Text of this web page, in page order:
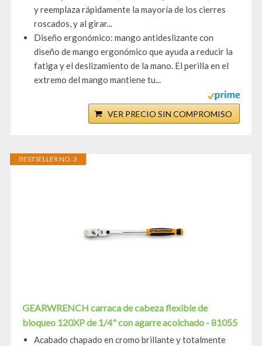
y reemplaza rápidamente la mayoría de los cierres
roscados, y al girar...
Diseño ergonómico: mango antideslizante con
diseño de mango ergonómico que ayuda a reducir la
fatiga y el deslizamiento de la mano. El perilla en el
extremo del mango mantiene tu...
VER PRECIO SIN COMPROMISO
BESTSELLER NO. 3
GEARWRENCH carraca de cabeza flexible de
bloqueo 120XP de 1/4" con agarre acolchado - 81055
Acabado chapado en cromo brillante y totalmente